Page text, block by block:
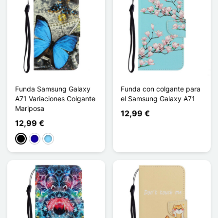
Funda Samsung Galaxy
A71 Variaciones Colgante
Mariposa
12,99 €
NegroAzul oscuro
Azul claro
Funda con colgante para
el Samsung Galaxy A71
12,99 €